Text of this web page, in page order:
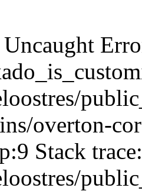
Uncaught
overton-
Stack